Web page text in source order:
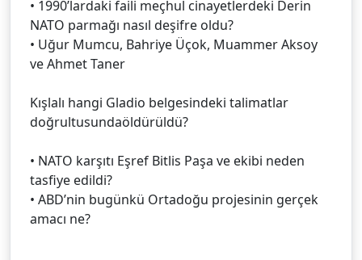
• 1990’lardaki faili meçhul cinayetlerdeki Derin
NATO parmağı nasıl deşifre oldu?
• Uğur Mumcu, Bahriye Üçok, Muammer Aksoy
ve Ahmet Taner
Kışlalı hangi Gladio belgesindeki talimatlar
doğrultusundaöldürüldü?
• NATO karşıtı Eşref Bitlis Paşa ve ekibi neden
tasfiye edildi?
• ABD’nin bugünkü Ortadoğu projesinin gerçek
amacı ne?